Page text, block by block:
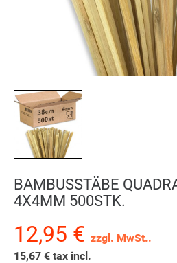
BAMBUSSTÄBE
4X4MM 500STK.
12,95 € zzgl. MwSt..
15,67 € tax incl.